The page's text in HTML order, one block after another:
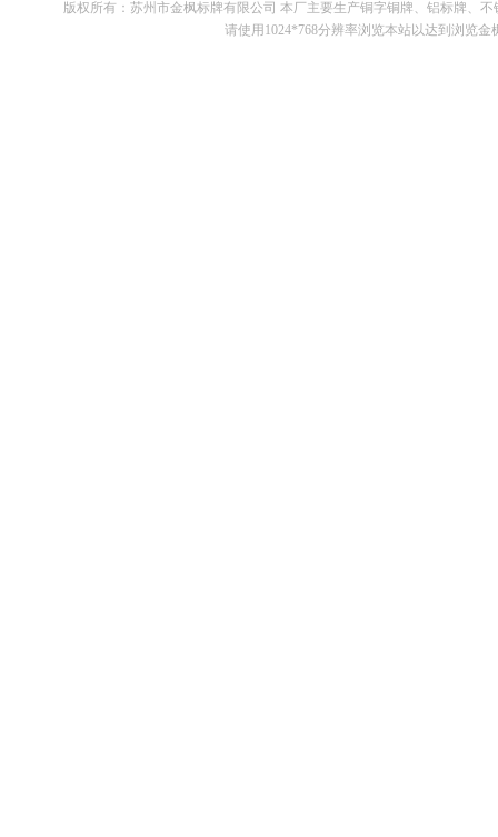
版权所有：苏州市金枫标牌有限公司 本厂主要生产铜字铜牌、铝标牌、
请使用1024*768分辨率浏览本站以达到浏览